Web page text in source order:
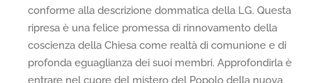
conforme alla descrizione dommatica della LG. Questa
ripresa è una felice promessa di rinnovamento della
coscienza della Chiesa come realtà di comunione e di
profonda eguaglianza dei suoi membri. Approfondirla è
entrare nel cuore del mistero del Popolo della nuova